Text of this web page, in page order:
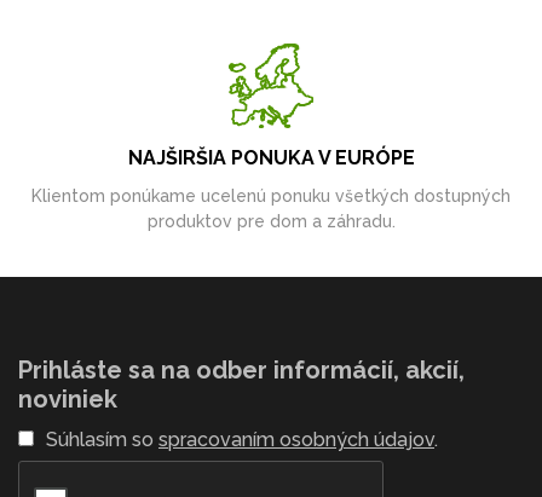
NAJŠIRŠIA PONUKA V EURÓPE
Klientom ponúkame ucelenú ponuku všetkých dostupných
produktov pre dom a záhradu.
Prihláste sa na odber informácií, akcií,
noviniek
Súhlasím so spracovaním osobných údajov.